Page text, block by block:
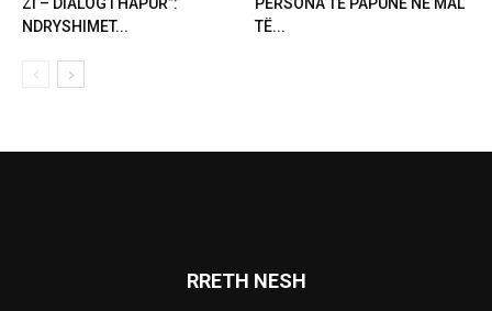
ZI – DIALOG I HAPUR”:
NDRYSHIMET...
PERSONA TË PAPUNË NË MAL
TË...
RRETH NESH